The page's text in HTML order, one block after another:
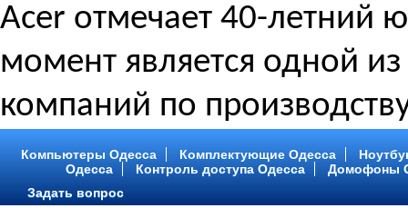
Acer отмечает 40-летний
момент является одной
компаний по
Компьютеры Одесса Комплектующие Одесса
Одесса
Контроль доступа Одесса
Домофоны
Задать вопрос